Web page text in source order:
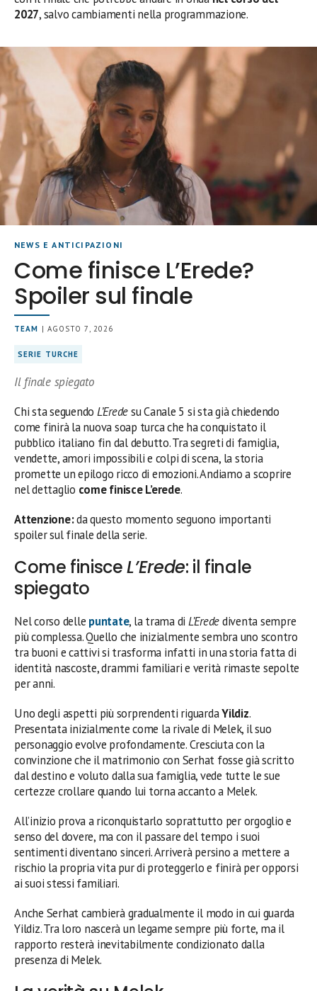
2027, salvo cambiamenti nella programmazione.
NEWS E ANTICIPAZIONI
Come finisce L’Erede?
Spoiler sul finale
TEAM | AGOSTO 7, 2026
SERIE TURCHE
Il finale spiegato
Chi sta seguendo L’Eredesu Canale 5 si sta già chiedendo
come finirà la nuova soap turca che ha conquistato il
pubblico italiano fin dal debutto. Tra segreti di famiglia,
vendette, amori impossibili e colpi di scena, la storia
promette un epilogo ricco di emozioni. Andiamo a scoprire
nel dettaglio come finisce L’erede.
Attenzione:da questo momento seguono importanti
spoiler sul finale della serie.
Come finisceL’Erede: il finale
spiegato
Nel corso delle puntate, la trama di L’Eredediventa sempre
più complessa. Quello che inizialmente sembra uno scontro
tra buoni e cattivi si trasforma infatti in una storia fatta di
identità nascoste, drammi familiari e verità rimaste sepolte
per anni.
Uno degli aspetti più sorprendenti riguardaYildiz.
Presentata inizialmente come la rivale di Melek, il suo
personaggio evolve profondamente. Cresciuta con la
convinzione che il matrimonio con Serhat fosse già scritto
dal destino e voluto dalla sua famiglia, vede tutte le sue
certezze crollare quando lui torna accanto a Melek.
All’inizio prova a riconquistarlo soprattutto per orgoglio e
senso del dovere, ma con il passare del tempo i suoi
sentimenti diventano sinceri. Arriverà persino a mettere a
rischio la propria vita pur di proteggerlo e finirà per opporsi
ai suoi stessi familiari.
Anche Serhat cambierà gradualmente il modo in cui guarda
Yildiz. Tra loro nascerà un legame sempre più forte, ma il
rapporto resterà inevitabilmente condizionato dalla
presenza di Melek.